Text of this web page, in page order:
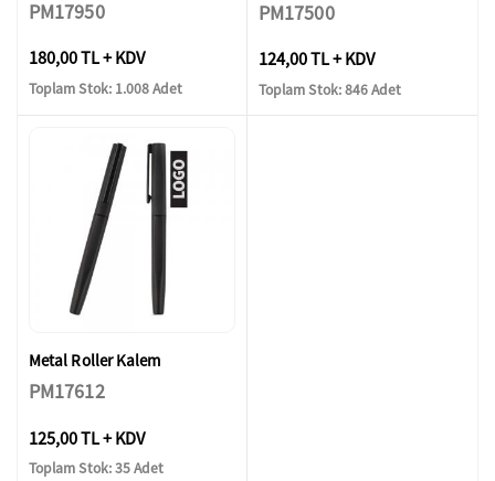
PM17950
180,00 TL + KDV
Toplam Stok: 1.008 Adet
PM17500
124,00 TL + KDV
Toplam Stok: 846 Adet
Metal Roller Kalem
PM17612
125,00 TL + KDV
Toplam Stok: 35 Adet